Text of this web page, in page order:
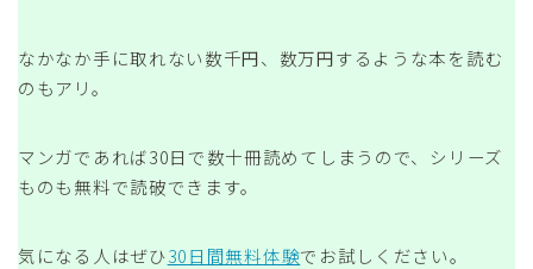
なかなか手に取れない数千円、数万円するような本を読む
のもアリ。
マンガであれば30日で数十冊読めてしまうので、シリーズ
ものも無料で読破できます。
気になる人はぜひ30日間無料体験でお試しください。